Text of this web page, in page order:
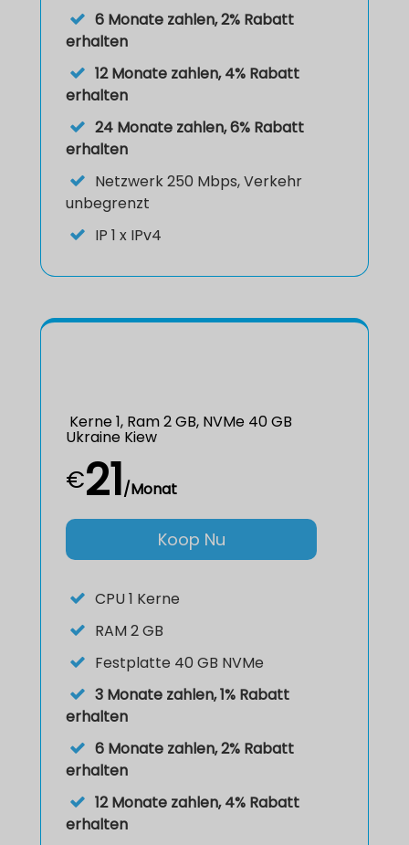
6 Monate zahlen, 2% Rabatt
erhalten
12 Monate zahlen, 4% Rabatt
erhalten
24 Monate zahlen, 6% Rabatt
erhalten
Netzwerk250 Mbps, Verkehr
unbegrenzt
IP 1 x IPv4
Kerne 1, Ram 2 GB, NVMe 40 GB
Ukraine Kiew
€21/Monat
Koop Nu
CPU 1 Kerne
RAM 2 GB
Festplatte 40 GB NVMe
3 Monate zahlen, 1% Rabatt
erhalten
6 Monate zahlen, 2% Rabatt
erhalten
12 Monate zahlen, 4% Rabatt
erhalten